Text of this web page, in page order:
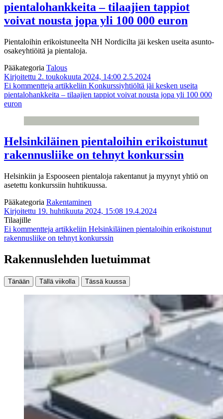
pientalohankkeita – tilaajien tappiot
voivat nousta jopa yli 100 000 euron
Pientaloihin erikoistuneelta NH Nordicilta jäi kesken useita asunto-
osakeyhtiöitä ja pientaloja.
Pääkategoria Talous
Kirjoitettu 2. toukokuuta 2024, 14:00 2.5.2024
Ei kommentteja artikkeliin Konkurssiyhtiöltä jäi kesken useita
pientalohankkeita – tilaajien tappiot voivat nousta jopa yli 100 000
euron
Helsinkiläinen pientaloihin erikoistunut
rakennusliike on tehnyt konkurssin
Helsinkiin ja Espooseen pientaloja rakentanut ja myynyt yhtiö on
asetettu konkurssiin huhtikuussa.
Pääkategoria Rakentaminen
Kirjoitettu 19. huhtikuuta 2024, 15:08 19.4.2024
Tilaajille
Ei kommentteja artikkeliin Helsinkiläinen pientaloihin erikoistunut
rakennusliike on tehnyt konkurssin
Rakennuslehden luetuimmat
Tänään Tällä viikolla Tässä kuussa